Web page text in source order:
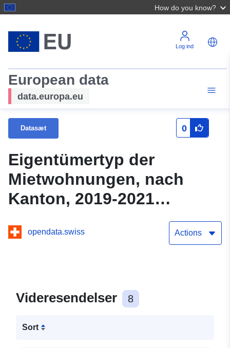
How do you know?
Log ind
European data
data.europa.eu
Datasæt 0
Eigentümertyp der
Mietwohnungen, nach
Kanton, 2019-2021
opendata.swiss Actions
Videresendelser 8
Sort